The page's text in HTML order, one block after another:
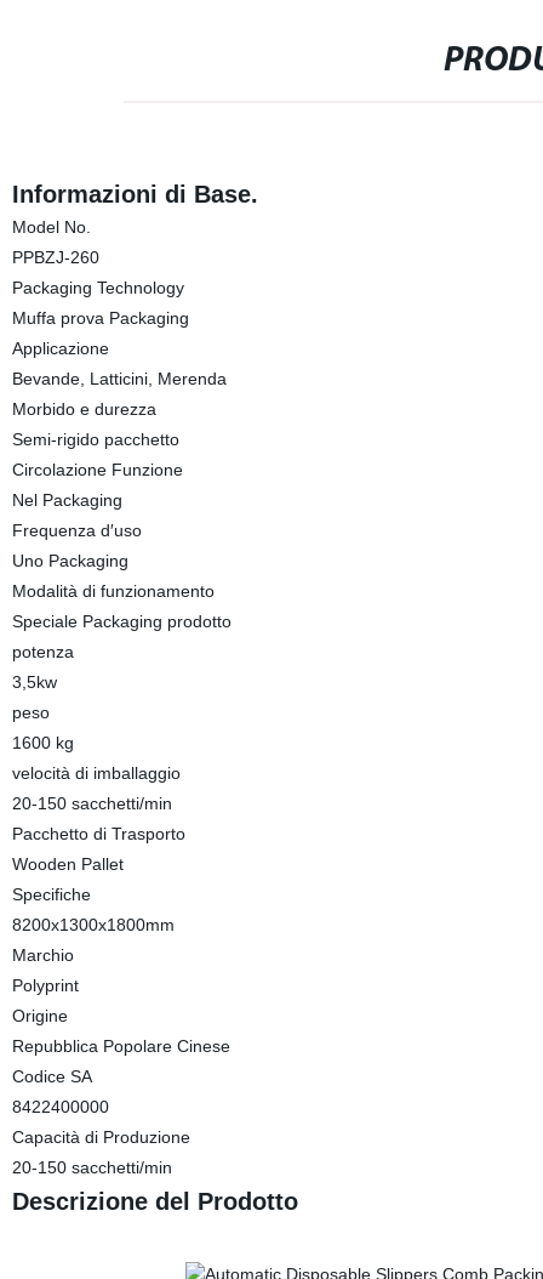
Informazioni di Base.
Model No.
PPBZJ-260
Packaging Technology
Muffa prova Packaging
Applicazione
Bevande, Latticini, Merenda
Morbido e durezza
Semi-rigido pacchetto
Circolazione Funzione
Nel Packaging
Frequenza d′uso
Uno Packaging
Modalità di funzionamento
Speciale Packaging prodotto
potenza
3,5kw
peso
1600 kg
velocità di imballaggio
20-150 sacchetti/min
Pacchetto di Trasporto
Wooden Pallet
Specifiche
8200x1300x1800mm
Marchio
Polyprint
Origine
Repubblica Popolare Cinese
Codice SA
8422400000
Capacità di Produzione
20-150 sacchetti/min
Descrizione del Prodotto